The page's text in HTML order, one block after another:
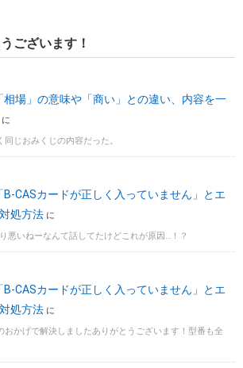
ございます！
相場」の意味や「商い」との違い、内容を一
に
同じおみくじの内容だった。
B-CASカードが正しく入っていません」とエ
処方法 に
悪いねーなんて話してたけどこれが原因…！？
B-CASカードが正しく入っていません」とエ
処方法 に
おかげで解決しましたありがとうございます！型番も全